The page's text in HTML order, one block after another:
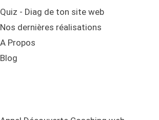
Quiz - Diag de ton site web
Nos dernières réalisations
A Propos
Blog